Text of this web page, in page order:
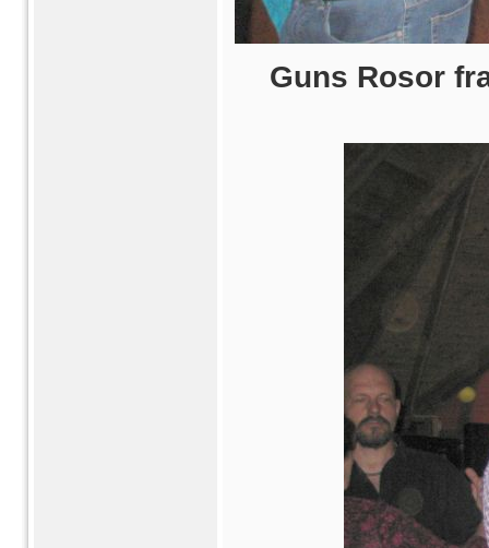
Guns Rosor